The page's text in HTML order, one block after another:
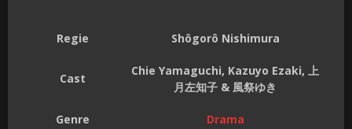
Regie Shôgorô Nishimura
Cast
Chie Yamaguchi, Kazuyo Ezaki, 上
月左知子 & 風祭ゆき
Genre Drama